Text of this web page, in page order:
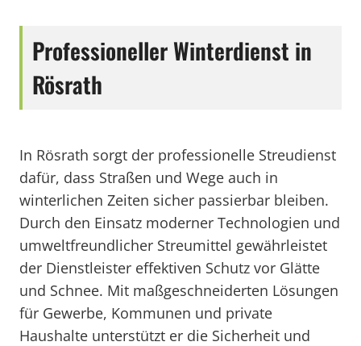
Professioneller Winterdienst in
Rösrath
In Rösrath sorgt der professionelle Streudienst
dafür, dass Straßen und Wege auch in
winterlichen Zeiten sicher passierbar bleiben.
Durch den Einsatz moderner Technologien und
umweltfreundlicher Streumittel gewährleistet
der Dienstleister effektiven Schutz vor Glätte
und Schnee. Mit maßgeschneiderten Lösungen
für Gewerbe, Kommunen und private
Haushalte unterstützt er die Sicherheit und